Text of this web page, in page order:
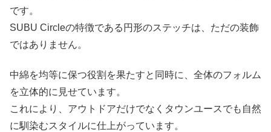
です。
SUBU Circleの特徴である円形のステッチは、ただの装飾
ではありません。
中綿を均等に保つ役割を果たすと同時に、全体のフォルム
を立体的に見せています。
これにより、アウトドアだけでなくタウンユースでも自然
に馴染むスタイルに仕上がっています。